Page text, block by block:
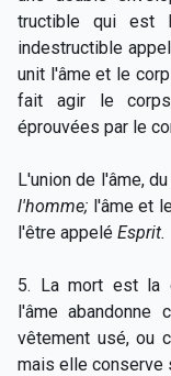
tructible qui est
indestructible
unit l'âme et le
fait agir le
éprouvées par le
L'union de l'âme,
l'homme; l'âme et
l'être appelé Esprit.
5. La mort est la
l'âme abandonne
vêtement usé, ou
mais elle conserve